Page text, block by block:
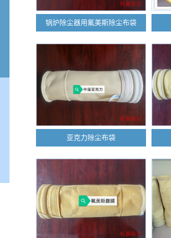
锅炉除尘器用氟美斯除尘布袋
亚克力除尘布袋